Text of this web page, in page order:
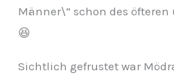
Männer\“ schon des öfteren
😆
Sichtlich gefrustet war